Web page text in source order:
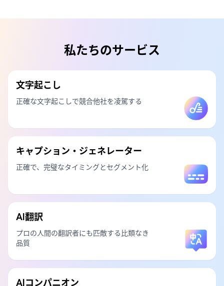
私たちのサービス
文字起こし
正確な文字起こしで競合他社を凌駕する
キャプション・ジェネレーター
正確で、完璧なタイミングとセグメント化
AI翻訳
プロの人間の翻訳者にも匹敵する比類なき
品質
AIコンパニオン